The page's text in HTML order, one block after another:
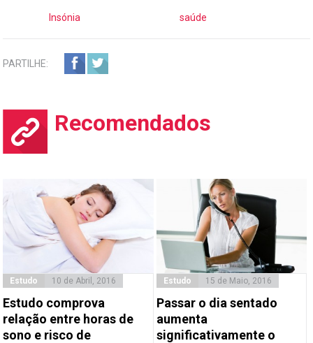
Insónia saúde
PARTILHE:
Recomendados
Estudo 10 de Abril, 2016
Estudo comprova
relação entre horas de
sono e risco de
Estudo 15 de Maio, 2016
Passar o dia sentado
aumenta
significativamente o